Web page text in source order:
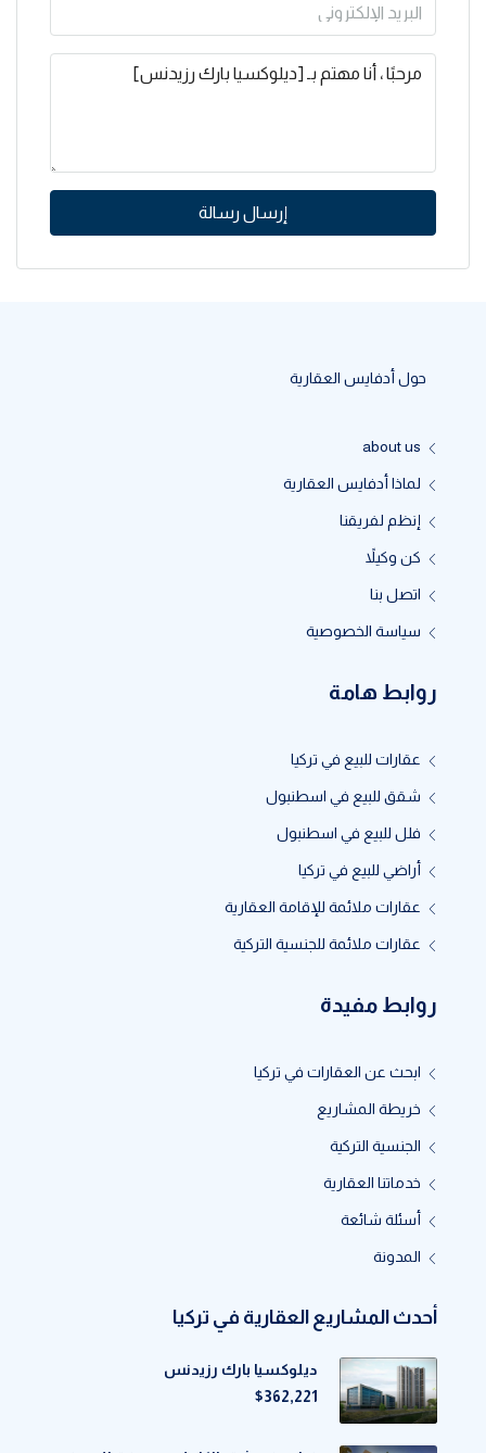
إرسال رسالة
حول أدفايس العقارية
about us
لماذا أدفايس العقارية
إنظم لفريقنا
كن وكيلاً
اتصل بنا
سياسة الخصوصية
روابط هامة
عقارات للبيع في تركيا
شقق للبيع في اسطنبول
فلل للبيع في اسطنبول
أراضي للبيع في تركيا
عقارات ملائمة للإقامة العقارية
عقارات ملائمة للجنسية التركية
روابط مفيدة
ابحث عن العقارات في تركيا
خريطة المشاريع
الجنسية التركية
خدماتنا العقارية
أسئلة شائعة
المدونة
أحدث المشاريع العقارية في تركيا
ديلوكسيا بارك رزيدنس
$362,221